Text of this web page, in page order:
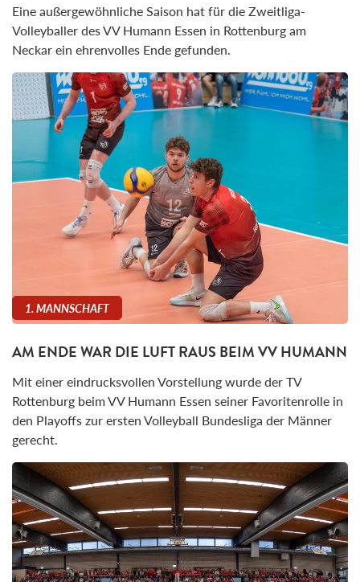
Eine außergewöhnliche Saison hat für die Zweitliga-
Volleyballer des VV Humann Essen in Rottenburg am
Neckar ein ehrenvolles Ende gefunden.
1. MANNSCHAFT
AM ENDE WAR DIE LUFT RAUS BEIM VV HUMANN
Mit einer eindrucksvollen Vorstellung wurde der TV
Rottenburg beim VV Humann Essen seiner Favoritenrolle in
den Playoffs zur ersten Volleyball Bundesliga der Männer
gerecht.